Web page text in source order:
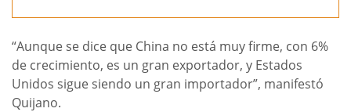
“Aunque se dice que China no está muy firme, con 6%
de crecimiento, es un gran exportador, y Estados
Unidos sigue siendo un gran importador”, manifestó
Quijano.